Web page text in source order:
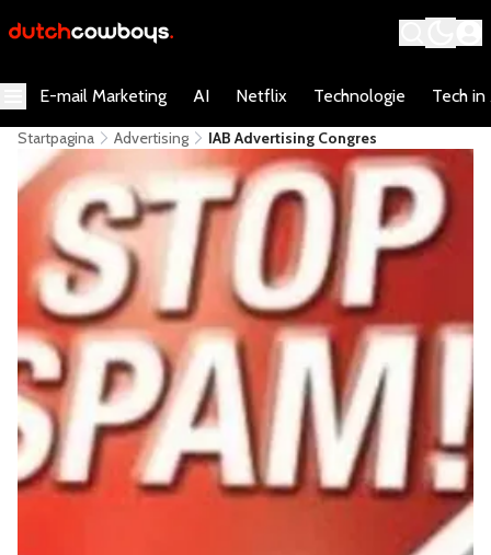
E-mail Marketing AI Netflix Technologie Tech in
Startpagina Advertising IAB Advertising Congres